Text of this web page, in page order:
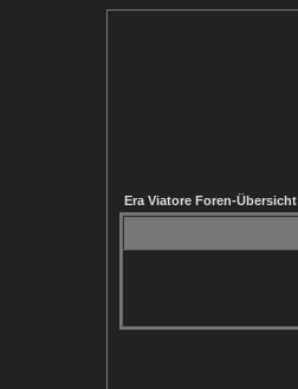
Era Viatore Foren-Übersicht